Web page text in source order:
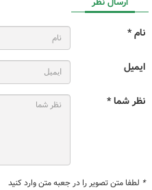
نام *
ایمیل
نظر شما *
* لطفا متن تصویر را در جعبه متن وارد کنید